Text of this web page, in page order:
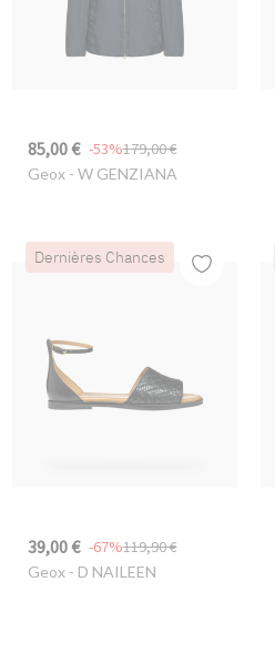
85,00 € 179,00 €
-53%
Geox- W GENZIANA
Dernières Chances
39,00 € 119,90 €
-67%
Geox- D NAILEEN